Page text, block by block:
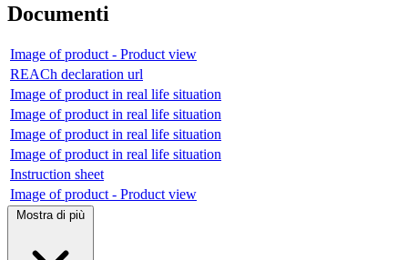
Documenti
Image of product - Product view
REACh declaration url
Image of product in real life situation
Image of product in real life situation
Image of product in real life situation
Image of product in real life situation
Instruction sheet
Image of product - Product view
Mostra di più